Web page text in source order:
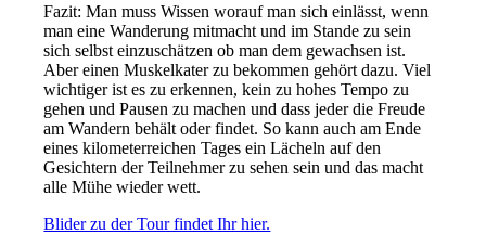
Fazit: Man muss Wissen worauf man sich einlässt, wenn
man eine Wanderung mitmacht und im Stande zu sein
sich selbst einzuschätzen ob man dem gewachsen ist.
Aber einen Muskelkater zu bekommen gehört dazu. Viel
wichtiger ist es zu erkennen, kein zu hohes Tempo zu
gehen und Pausen zu machen und dass jeder die Freude
am Wandern behält oder findet. So kann auch am Ende
eines kilometerreichen Tages ein Lächeln auf den
Gesichtern der Teilnehmer zu sehen sein und das macht
alle Mühe wieder wett.
Blider zu der Tour findet Ihr hier.